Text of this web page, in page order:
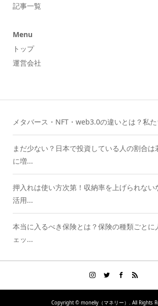
記事一覧
Menu
トップ
運営会社
メタバース・NFT・web3.0の違いとは？私
まだ少ない？日本で投資している人の割合は
に増...
押入れは使い方次第！収納率を上げられない
活用...
本当に入るべき保険とは？保険の種類ごとに
ェッ...
Copyright ©moneliy（マネリー）. All Rights